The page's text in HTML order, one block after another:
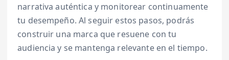
narrativa auténtica y monitorear continuamente
tu desempeño. Al seguir estos pasos, podrás
construir una marca que resuene con tu
audiencia y se mantenga relevante en el tiempo.